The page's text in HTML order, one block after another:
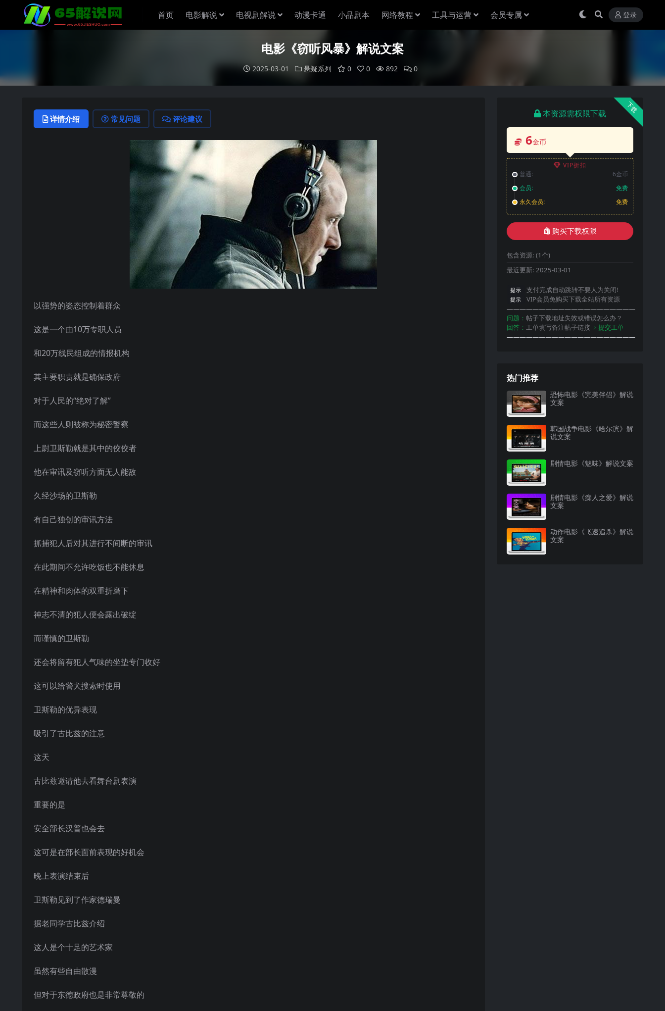
首页 电影解说 电视剧解说 动漫卡通 小品剧本 网络教程 工具与运营 会员专属 登录
电影《窃听风暴》解说文案
2025-03-01 悬疑系列 0 0 892 0
详情介绍 常见问题 评论建议
以强势的姿态控制着群众
这是一个由10万专职人员
和20万线民组成的情报机构
其主要职责就是确保政府
对于人民的“绝对了解”
而这些人则被称为秘密警察
上尉卫斯勒就是其中的佼佼者
他在审讯及窃听方面无人能敌
久经沙场的卫斯勒
有自己独创的审讯方法
抓捕犯人后对其进行不间断的审讯
在此期间不允许吃饭也不能休息
在精神和肉体的双重折磨下
神志不清的犯人便会露出破绽
而谨慎的卫斯勒
还会将留有犯人气味的坐垫专门收好
这可以给警犬搜索时使用
卫斯勒的优异表现
吸引了古比兹的注意
这天
古比兹邀请他去看舞台剧表演
重要的是
安全部长汉普也会去
这可是在部长面前表现的好机会
晚上表演结束后
卫斯勒见到了作家德瑞曼
据老同学古比兹介绍
这人是个十足的艺术家
虽然有些自由散漫
但对于东德政府也是非常尊敬的
下载
本资源需权限下载
6金币
VIP折扣
普通:
6金币
会员:
免费
永久会员:
免费
购买下载权限
包含资源: (1个)
最近更新: 2025-03-01
提示 支付完成自动跳转不要人为关闭!
提示
VIP会员免购买下载全站所有资源
————————————————————
问题： 帖子下载地址失效或错误怎么办？
回答： 工单填写备注帖子链接 ﹥提交工单
————————————————————
热门推荐
恐怖电影《完美伴侣》解说
文案
韩国战争电影《哈尔滨》解
说文案
剧情电影《魅味》解说文案
剧情电影《痴人之爱》解说
文案
动作电影《飞速追杀》解说
文案